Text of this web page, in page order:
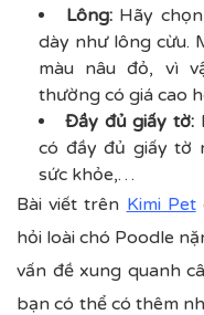
Lông: Hãy
dày như lông cừu.
màu nâu đỏ, vì
thường có giá cao
Đầy đủ giấy tờ:
có đầy đủ giấy tờ
sức khỏe,…
Bài viết trên Kimi Pet
hỏi loài chó Poodle
vấn đề xung quanh
bạn có thể có thêm